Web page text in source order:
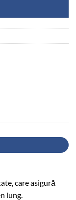
TPR
care asigură
lung.